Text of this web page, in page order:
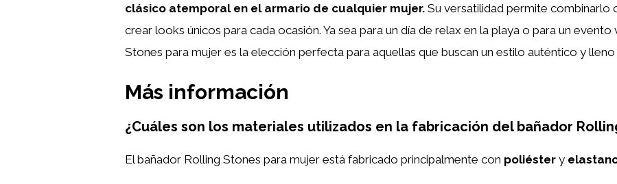
clásico atemporal en el armario de cualquier mujer. Su versatilidad permite
crear looks únicos para cada ocasión. Ya sea para un día de relax en la playa o para un
Stones para mujer es la elección perfecta para aquellas que buscan un estilo auténtico y
Más información
¿Cuáles son los materiales utilizados en la fabricación del bañador
El bañador Rolling Stones para mujer está fabricado principalmente con poliéster y